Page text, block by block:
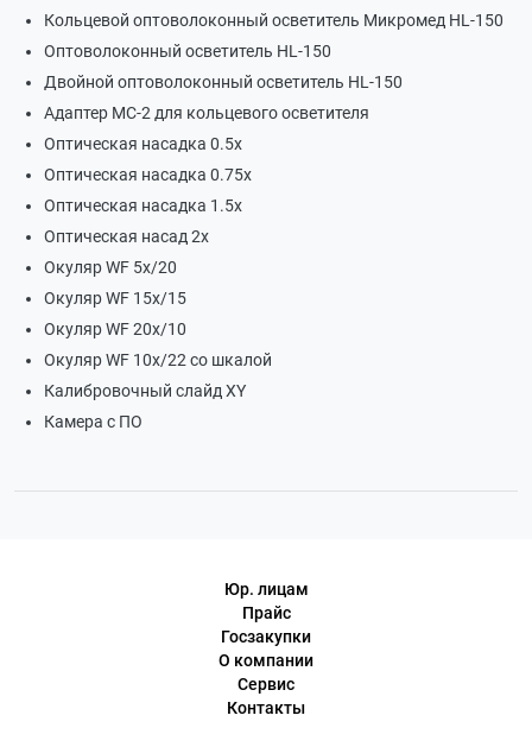
Кольцевой оптоволоконный осветитель Микромед HL-150
Оптоволоконный осветитель HL-150
Двойной оптоволоконный осветитель HL-150
Адаптер МС-2 для кольцевого осветителя
Оптическая насадка 0.5х
Оптическая насадка 0.75х
Оптическая насадка 1.5х
Оптическая насад 2х
Окуляр WF 5х/20
Окуляр WF 15х/15
Окуляр WF 20х/10
Окуляр WF 10х/22 со шкалой
Калибровочный слайд XY
Камера с ПО
Юр. лицам
Прайс
Госзакупки
О компании
Сервис
Контакты